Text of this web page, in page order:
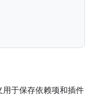
用于保存依赖项和插件